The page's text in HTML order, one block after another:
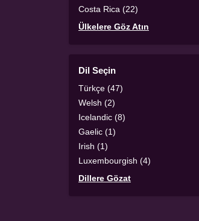
Costa Rica (22)
Ülkelere Göz Atın
Dil Seçin
Türkçe (47)
Welsh (2)
Icelandic (8)
Gaelic (1)
Irish (1)
Luxembourgish (4)
Dillere Gözat